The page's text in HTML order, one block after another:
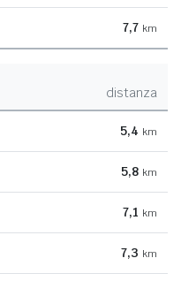
7,7 km
distanza
5,4 km
5,8 km
7,1 km
7,3 km